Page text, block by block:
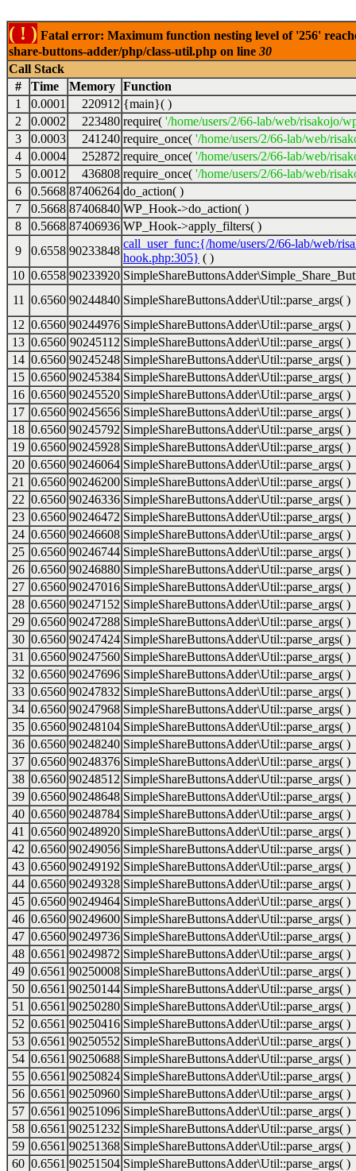
( ! ) Fatal error: Maximum function nesting level of '256'
share-buttons-adder/php/class-util.php on line 30
Call Stack
#
Time Memory Function
1
0.0001 220912 {main}( )
2
0.0002 223480 require( '/home/users/2/66-lab/web/risakojo/
3
0.0003 241240 require_once( '/home/users/2/66-lab/web/
4
0.0004 252872 require_once( '/home/users/2/66-lab/web/
5
0.0012 436808 require_once( '/home/users/2/66-lab/web/
6
0.5668 87406264 do_action( )
7
0.5668 87406840 WP_Hook->do_action( )
8
0.5668 87406936 WP_Hook->apply_filters( )
9
0.6558 90233848
call_user_func:{/home/users/2/66-lab/web/
hook.php:305} ( )
10 0.6558 90233920
11
0.6560 90244840 SimpleShareButtonsAdder\Util::parse_args( )
12 0.6560 90244976 SimpleShareButtonsAdder\Util::parse_args( )
13 0.6560 90245112 SimpleShareButtonsAdder\Util::parse_args( )
14 0.6560 90245248 SimpleShareButtonsAdder\Util::parse_args( )
15 0.6560 90245384 SimpleShareButtonsAdder\Util::parse_args( )
16 0.6560 90245520 SimpleShareButtonsAdder\Util::parse_args( )
17 0.6560 90245656 SimpleShareButtonsAdder\Util::parse_args( )
18 0.6560 90245792 SimpleShareButtonsAdder\Util::parse_args( )
19 0.6560 90245928 SimpleShareButtonsAdder\Util::parse_args( )
20 0.6560 90246064 SimpleShareButtonsAdder\Util::parse_args( )
21
0.6560 90246200 SimpleShareButtonsAdder\Util::parse_args( )
22 0.6560 90246336 SimpleShareButtonsAdder\Util::parse_args( )
23 0.6560 90246472 SimpleShareButtonsAdder\Util::parse_args( )
24 0.6560 90246608 SimpleShareButtonsAdder\Util::parse_args( )
25 0.6560 90246744 SimpleShareButtonsAdder\Util::parse_args( )
26 0.6560 90246880 SimpleShareButtonsAdder\Util::parse_args( )
27 0.6560 90247016 SimpleShareButtonsAdder\Util::parse_args( )
28 0.6560 90247152 SimpleShareButtonsAdder\Util::parse_args( )
29 0.6560 90247288 SimpleShareButtonsAdder\Util::parse_args( )
30 0.6560 90247424 SimpleShareButtonsAdder\Util::parse_args( )
31
0.6560 90247560 SimpleShareButtonsAdder\Util::parse_args( )
32 0.6560 90247696 SimpleShareButtonsAdder\Util::parse_args( )
33 0.6560 90247832 SimpleShareButtonsAdder\Util::parse_args( )
34 0.6560 90247968 SimpleShareButtonsAdder\Util::parse_args( )
35 0.6560 90248104 SimpleShareButtonsAdder\Util::parse_args( )
36 0.6560 90248240 SimpleShareButtonsAdder\Util::parse_args( )
37 0.6560 90248376 SimpleShareButtonsAdder\Util::parse_args( )
38 0.6560 90248512 SimpleShareButtonsAdder\Util::parse_args( )
39 0.6560 90248648 SimpleShareButtonsAdder\Util::parse_args( )
40 0.6560 90248784 SimpleShareButtonsAdder\Util::parse_args( )
41
0.6560 90248920 SimpleShareButtonsAdder\Util::parse_args( )
42 0.6560 90249056 SimpleShareButtonsAdder\Util::parse_args( )
43 0.6560 90249192 SimpleShareButtonsAdder\Util::parse_args( )
44 0.6560 90249328 SimpleShareButtonsAdder\Util::parse_args( )
45 0.6560 90249464 SimpleShareButtonsAdder\Util::parse_args( )
46 0.6560 90249600 SimpleShareButtonsAdder\Util::parse_args( )
47 0.6560 90249736 SimpleShareButtonsAdder\Util::parse_args( )
48 0.6561 90249872 SimpleShareButtonsAdder\Util::parse_args( )
49 0.6561 90250008 SimpleShareButtonsAdder\Util::parse_args( )
50 0.6561 90250144 SimpleShareButtonsAdder\Util::parse_args( )
51
0.6561 90250280 SimpleShareButtonsAdder\Util::parse_args( )
52 0.6561 90250416 SimpleShareButtonsAdder\Util::parse_args( )
53 0.6561 90250552 SimpleShareButtonsAdder\Util::parse_args( )
54 0.6561 90250688 SimpleShareButtonsAdder\Util::parse_args( )
55 0.6561 90250824 SimpleShareButtonsAdder\Util::parse_args( )
56 0.6561 90250960 SimpleShareButtonsAdder\Util::parse_args( )
57 0.6561 90251096 SimpleShareButtonsAdder\Util::parse_args( )
58 0.6561 90251232 SimpleShareButtonsAdder\Util::parse_args( )
59 0.6561 90251368 SimpleShareButtonsAdder\Util::parse_args( )
60 0.6561 90251504 SimpleShareButtonsAdder\Util::parse_args( )